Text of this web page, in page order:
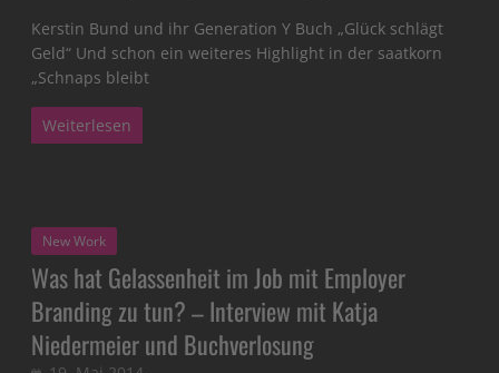
Kerstin Bund und ihr Generation Y Buch „Glück schlägt
Geld“ Und schon ein weiteres Highlight in der saatkorn
„Schnaps bleibt
Weiterlesen
New Work
Was hat Gelassenheit im Job mit Employer
Branding zu tun? – Interview mit Katja
Niedermeier und Buchverlosung